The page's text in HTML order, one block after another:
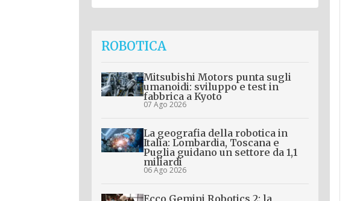
ROBOTICA
Mitsubishi Motors punta sugli
umanoidi: sviluppo e test in
fabbrica a Kyoto
07 Ago 2026
La geografia della robotica in
Italia: Lombardia, Toscana e
Puglia guidano un settore da 1,1
miliardi
06 Ago 2026